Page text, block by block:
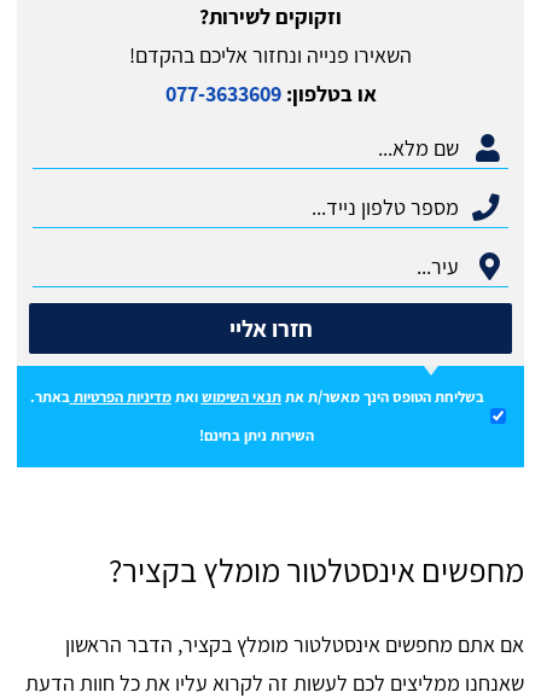
וזקוקים לשירות?
השאירו פנייה ונחזור אליכם בהקדם!
או בטלפון:077-3633609
חזרו אליי
בשליחת הטופס הינך מאשר/ת אתתנאי השימושואתמדיניות הפרטיות באתר.
השירות ניתן בחינם!
מחפשים אינסטלטור מומלץ בקציר?
אם אתם מחפשים אינסטלטור מומלץ בקציר, הדבר הראשון
שאנחנו ממליצים לכם לעשות זה לקרוא עליו את כל חוות הדעת